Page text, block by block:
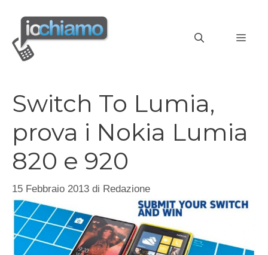
contenuto
Switch To Lumia,
prova i Nokia Lumia
820 e 920
15 Febbraio 2013 di Redazione